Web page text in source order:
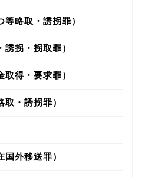
略取・誘拐罪）
拐・拐取罪）
得・要求罪）
・誘拐罪）
外移送罪）